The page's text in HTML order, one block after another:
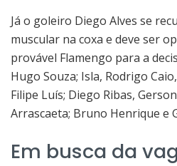
Já o goleiro Diego Alves se
muscular na coxa e deve ser
provável Flamengo para a
Hugo Souza; Isla, Rodrigo
Filipe Luís; Diego Ribas,
Arrascaeta; Bruno Henrique e
Em busca da